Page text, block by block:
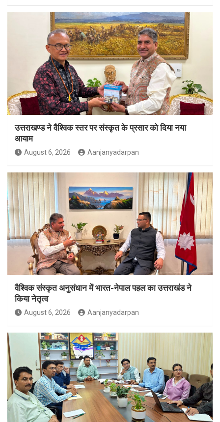
उत्तराखण्ड ने वैश्विक स्तर पर संस्कृत के प्रसार को दिया नया
आयाम
August 6, 2026 Aanjanyadarpan
वैश्विक संस्कृत अनुसंधान में भारत-नेपाल पहल का उत्तराखंड ने
किया नेतृत्व
August 6, 2026 Aanjanyadarpan